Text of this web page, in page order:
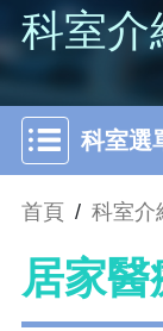
科室介
科室選
首頁 / 科室介
居家醫